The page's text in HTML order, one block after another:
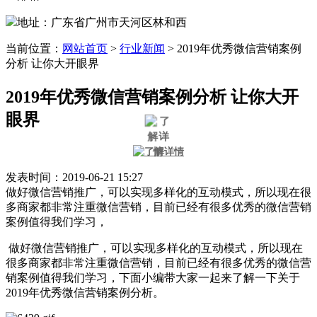
地址：广东省广州市天河区林和西
当前位置： 网站首页 > 行业新闻 > 2019年优秀微信营销案例
分析 让你大开眼界
2019年优秀微信营销案例分析 让你大开
眼界
发表时间：2019-06-21 15:27
做好微信营销推广，可以实现多样化的互动模式，所以现在很
多商家都非常注重微信营销，目前已经有很多优秀的微信营销
案例值得我们学习，
做好微信营销推广，可以实现多样化的互动模式，所以现在
很多商家都非常注重微信营销，目前已经有很多优秀的微信营
销案例值得我们学习，下面小编带大家一起来了解一下关于
2019年优秀微信营销案例分析。